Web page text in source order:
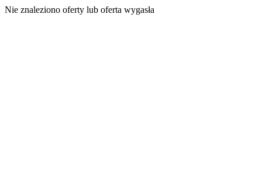
Nie znaleziono oferty lub oferta wygasła